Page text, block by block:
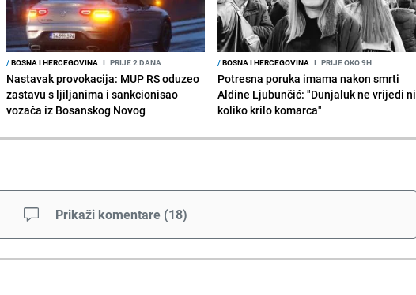
/BOSNA I HERCEGOVINA I PRIJE 2 DANA
Nastavak provokacija: MUP RS oduzeo
zastavu s ljiljanima i sankcionisao
vozača iz Bosanskog Novog
/BOSNA I HERCEGOVINA I PRIJE OKO 9H
Potresna poruka imama nakon smrti
Aldine Ljubunčić: "Dunjaluk ne vrijedi ni
koliko krilo komarca"
Prikaži komentare (18)